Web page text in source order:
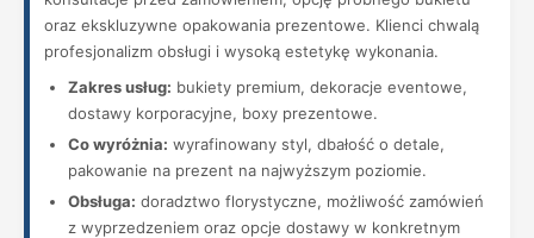
oraz ekskluzywne opakowania prezentowe. Klienci chwalą
profesjonalizm obsługi i wysoką estetykę wykonania.
Zakres usług: bukiety premium, dekoracje eventowe,
dostawy korporacyjne, boxy prezentowe.
Co wyróżnia: wyrafinowany styl, dbałość o detale,
pakowanie na prezent na najwyższym poziomie.
Obsługa: doradztwo florystyczne, możliwość zamówień
z wyprzedzeniem oraz opcje dostawy w konkretnym